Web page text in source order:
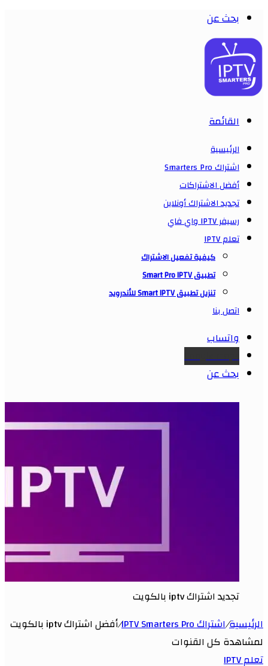
بحث عن
القائمة
الرئيسية
اشتراك Smarters Pro
أفضل الاشتراكات
تجديد الاشتراك أونلاين
رسيفر IPTV واي فاي
تعلم IPTV
كيفية تفعيل الاشتراك
تطبيق Smart Pro IPTV
تنزيل تطبيق Smart IPTV للأندرويد
اتصل بنا
واتساب
Google maps
بحث عن
تجديد اشتراك iptv بالكويت
الرئيسية/اشتراك IPTV Smarters Pro /
أفضل اشتراك iptv بالكويت
لمشاهدة كل القنوات
تعلم IPTV